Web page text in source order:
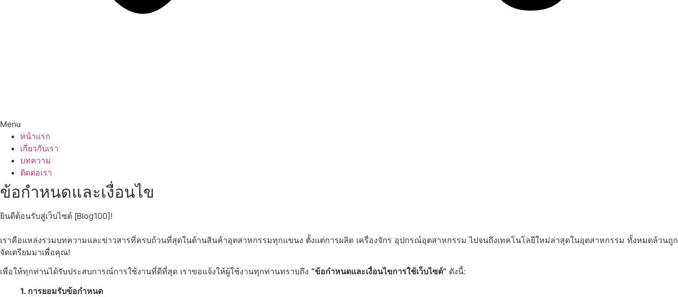
Menu
หน้าแรก
เกี่ยวกับเรา
บทความ
ติดต่อเรา
ข้อกำหนดและเงื่อนไข
ยินดีต้อนรับสู่เว็บไซต์ [ฺBlog100]!
เราคือแหล่งรวมบทความและข่าวสารที่ครบถ้วนที่สุดในด้านสินค้าอุตสาหกรรมทุกแขนง ตั้งแต่การผลิต เครื่องจักร อุปกรณ์อุตสาหกรรม ไปจนถึงเทคโนโลยีใหม่ล่าสุดในอุตสาหกรรม ทั้งหมดล้วนถูก
จัดเตรียมมาเพื่อคุณ!
เพื่อให้ทุกท่านได้รับประสบการณ์การใช้งานที่ดีที่สุด เราขอแจ้งให้ผู้ใช้งานทุกท่านทราบถึง “ข้อกำหนดและเงื่อนไขการใช้เว็บไซต์” ดังนี้:
1. การยอมรับข้อกำหนด